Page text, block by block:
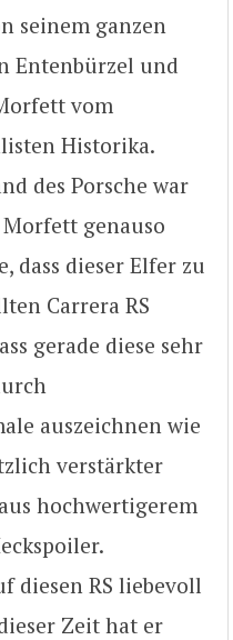
seinem ganzen
Entenbürzel und
vom
Historika.
des Porsche war
genauso
dass dieser Elfer zu
Carrera RS
gerade diese sehr
auszeichnen wie
verstärkter
hochwertigerem
diesen RS liebevoll
Zeit hat er